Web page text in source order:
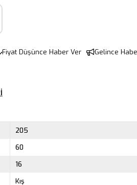
Fiyat Düşünce Haber Ver Gelince
205
60
16
Kış